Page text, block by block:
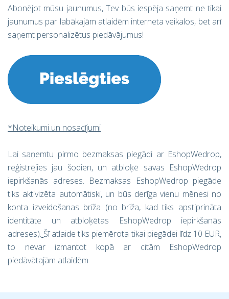
Abonējot mūsu jaunumus, Tev būs iespēja saņemt ne tikai
jaunumus par labākajām atlaidēm interneta veikalos, bet arī
saņemt personalizētus piedāvājumus!
*Noteikumi un nosacījumi
Lai saņemtu pirmo bezmaksas piegādi ar EshopWedrop,
reģistrējies jau šodien, un atbloķē savas EshopWedrop
iepirkšanās adreses. Bezmaksas EshopWedrop piegāde
tiks aktivizēta automātiski, un būs derīga vienu mēnesi no
konta izveidošanas brīža (no brīža, kad tiks apstiprināta
identitāte un atbloķētas EshopWedrop iepirkšanās
adreses). Šī atlaide tiks piemērota tikai piegādei līdz 10 EUR,
to nevar izmantot kopā ar citām EshopWedrop
piedāvātajām atlaidēm